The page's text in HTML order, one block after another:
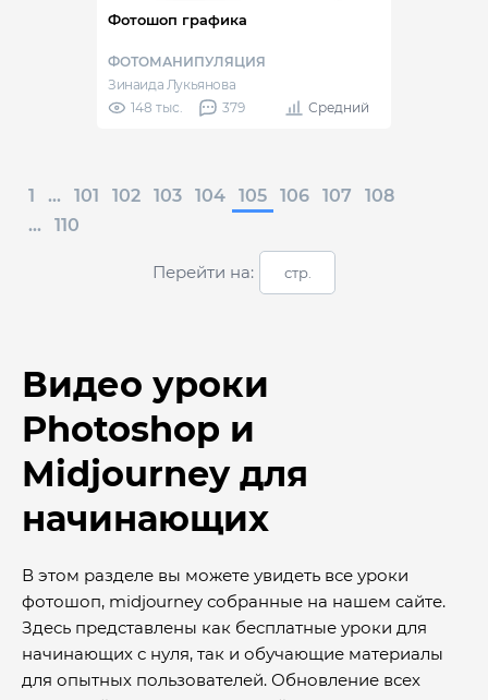
Фотошоп графика
ФОТОМАНИПУЛЯЦИЯ
Зинаида Лукьянова
148 тыс.
379 Средний
1 ... 101 102 103 104 105 106 107
108
...
110
Перейти на:
Видео уроки
Photoshop и
Midjourney для
начинающих
В этом разделе вы можете увидеть все уроки
фотошоп, midjourney собранные на нашем сайте.
Здесь представлены как бесплатные уроки для
начинающих с нуля, так и обучающие материалы
для опытных пользователей. Обновление всех